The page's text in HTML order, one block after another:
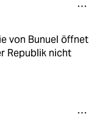
von Bunuel öffnet
Republik nicht